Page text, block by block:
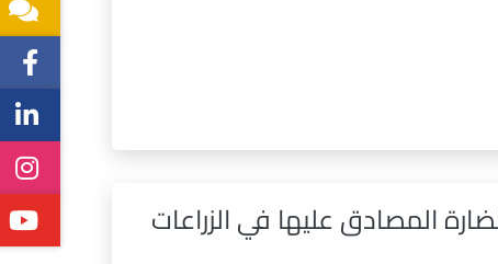
المصادق عليها في الزراعات